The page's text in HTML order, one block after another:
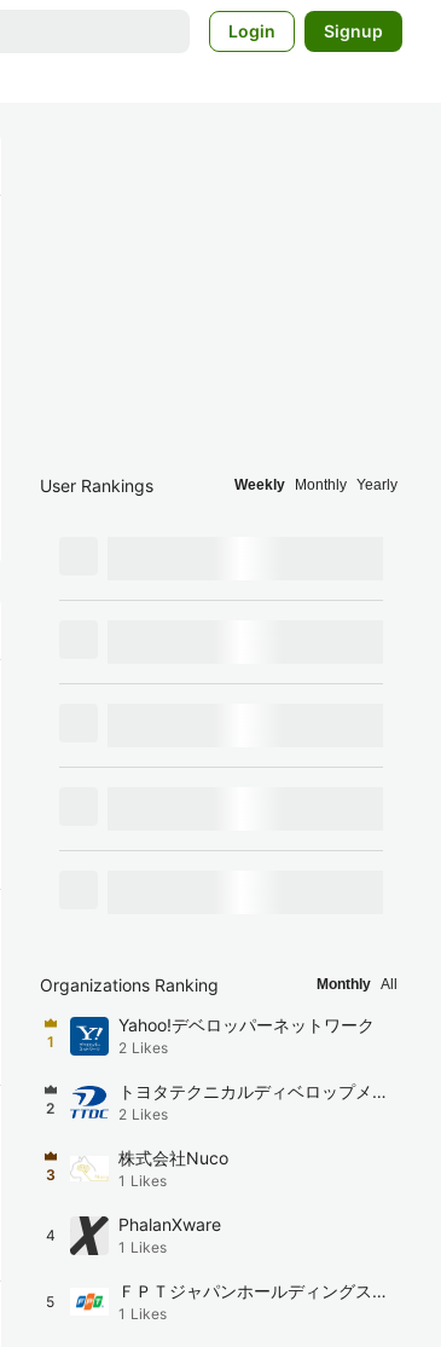
Login Signup
User Rankings Weekly Monthly Yearly
Organizations Ranking Monthly All
1
Yahoo!デベロッパーネットワーク
2 Likes
2
トヨタテクニカルディベロップメン
ト株式会社
2 Likes
3
株式会社Nuco
1 Likes
4
PhalanXware
1 Likes
5
ＦＰＴジャパンホールディングス株
式会社
1 Likes